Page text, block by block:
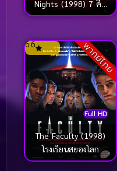
Nights (1998) 7 คืน
หาดสวรรค์ 6 วัน
พากย์ไทย
Full HD
6.6
The Faculty (1998)
โรงเรียนสยองโลก